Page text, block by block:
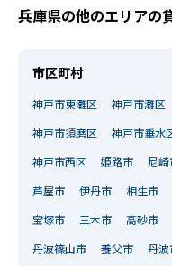
兵庫県の他のエリアの
市区町村
神戸市東灘区 神戸市灘区
神戸市須磨区 神戸市垂水
神戸市西区 姫路市 尼崎
芦屋市 伊丹市 相生市
宝塚市 三木市 高砂市
丹波篠山市 養父市 丹波